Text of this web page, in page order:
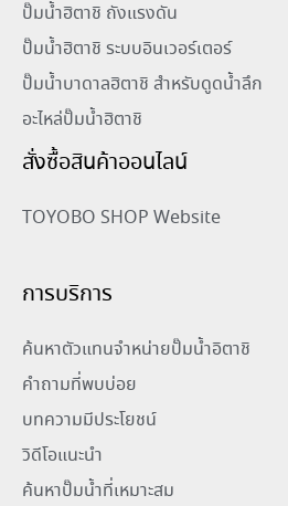
ปั๊มน้ำฮิตาชิ ถังแรงดัน
ปั๊มน้ำฮิตาชิ ระบบอินเวอร์เตอร์
ปั๊มน้ำบาดาลฮิตาชิ สำหรับดูดน้ำลึก
อะไหล่ปั๊มน้ำฮิตาชิ
สั่งซื้อสินค้าออนไลน์
TOYOBO SHOP Website
การบริการ
ค้นหาตัวแทนจำหน่ายปั๊มน้ำอิตาชิ
คำถามที่พบบ่อย
บทความมีประโยชน์
วิดีโอแนะนำ
ค้นหาปั๊มน้ำที่เหมาะสม